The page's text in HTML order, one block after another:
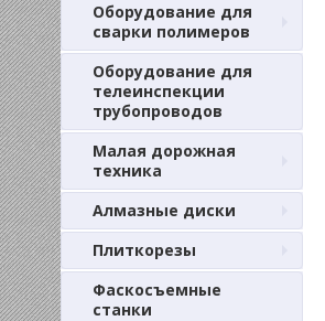
Оборудование для
сварки полимеров
Оборудование для
телеинспекции
трубопроводов
Малая дорожная
техника
Алмазные диски
Плиткорезы
Фаскосъемные
станки